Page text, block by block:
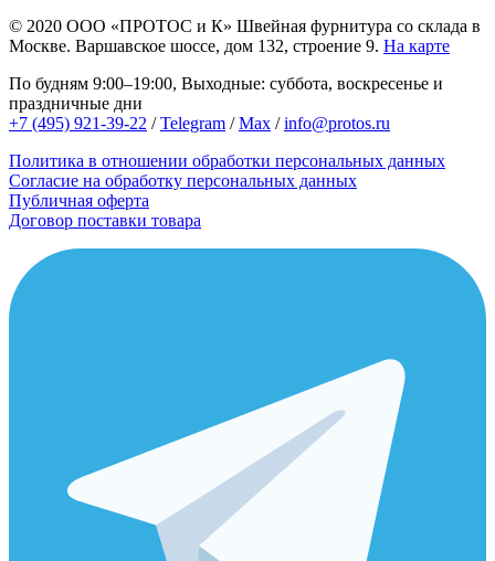
© 2020 ООО «ПРОТОС и К» Швейная фурнитура со склада в
Москве. Варшавское шоссе, дом 132, строение 9. На карте
По будням 9:00–19:00, Выходные: суббота, воскресенье и
праздничные дни
+7 (495) 921-39-22 /Telegram /Max /info@protos.ru
Политика в отношении обработки персональных данных
Согласие на обработку персональных данных
Публичная оферта
Договор поставки товара